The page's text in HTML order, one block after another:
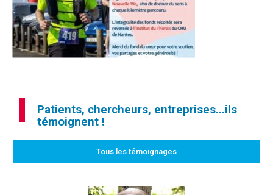
Patients, chercheurs, entreprises...ils
témoignent !
Tous les témoignages